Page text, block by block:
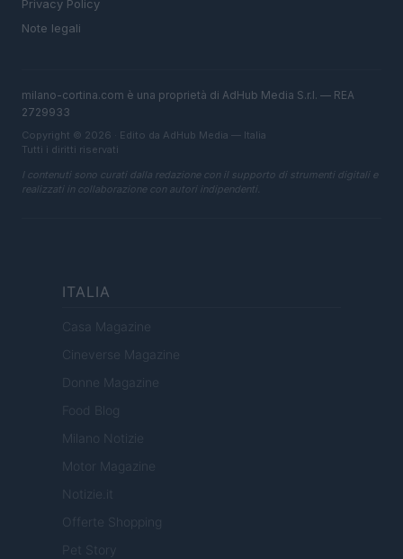
Privacy Policy
Note legali
milano-cortina.com è una proprietà di AdHub Media S.r.l. — REA
2729933
Copyright © 2026 · Edito da AdHub Media — Italia
Tutti i diritti riservati
I contenuti sono curati dalla redazione con il supporto di strumenti digitali e
realizzati in collaborazione con autori indipendenti.
ITALIA
Casa Magazine
Cineverse Magazine
Donne Magazine
Food Blog
Milano Notizie
Motor Magazine
Notizie.it
Offerte Shopping
Pet Story